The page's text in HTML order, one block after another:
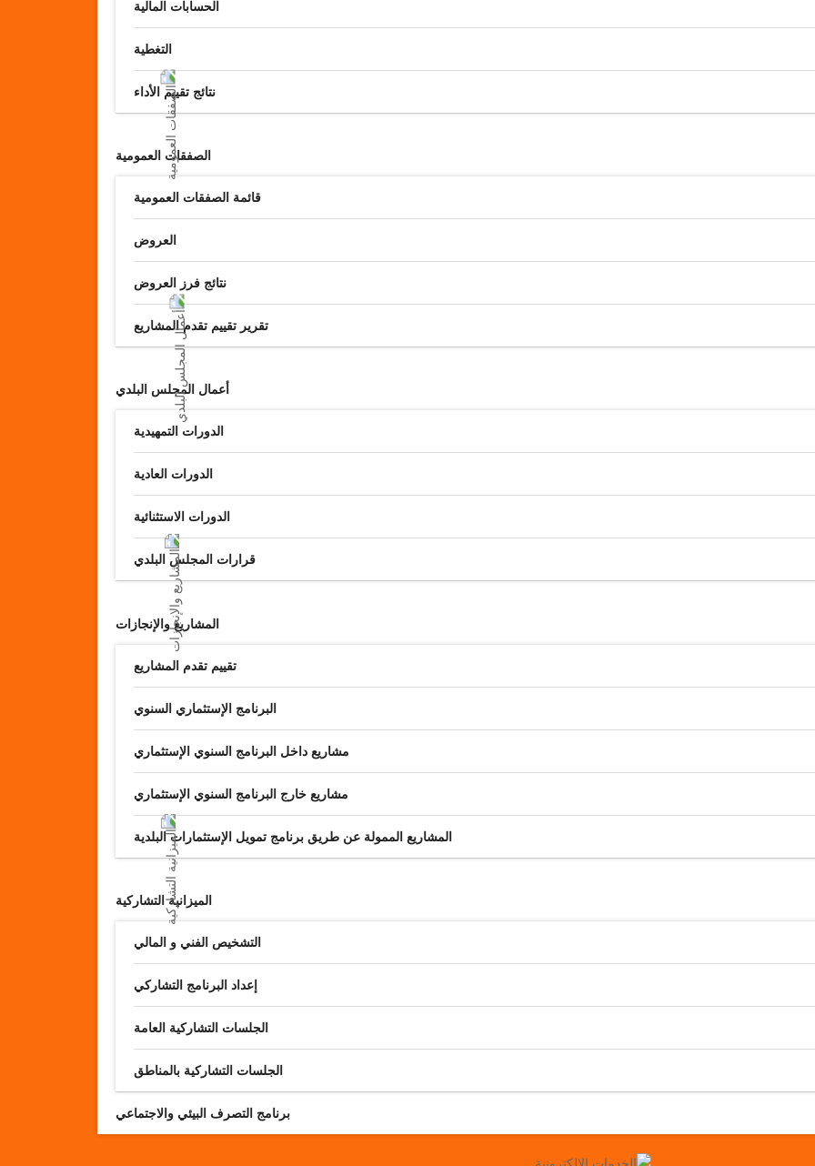
الحسابات المالية
التغطية
نتائج تقييم الأداء
الصفقات العمومية
قائمة الصفقات العمومية
العروض
نتائج فرز العروض
تقرير تقييم تقدم المشاريع
أعمال المجلس البلدي
الدورات التمهيدية
الدورات العادية
الدورات الاستثنائية
قرارات المجلس البلدي
المشاريع والإنجازات
تقييم تقدم المشاريع
البرنامج الإستثماري السنوي
مشاريع داخل البرنامج السنوي الإستثماري
مشاريع خارج البرنامج السنوي الإستثماري
المشاريع الممولة عن طريق برنامج تمويل الإستثمارات البلدية
الميزانية التشاركية
التشخيص الفني و المالي
إعداد البرنامج التشاركي
الجلسات التشاركية العامة
الجلسات التشاركية بالمناطق
برنامج التصرف البيئي والاجتماعي